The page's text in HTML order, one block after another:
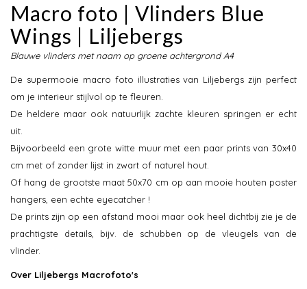
Macro foto | Vlinders Blue
Wings | Liljebergs
Blauwe vlinders met naam op groene achtergrond A4
De supermooie macro foto illustraties van Liljebergs zijn perfect
om je interieur stijlvol op te fleuren.
De heldere maar ook natuurlijk zachte kleuren springen er echt
uit.
Bijvoorbeeld een grote witte muur met een paar prints van 30x40
cm met of zonder lijst in zwart of naturel hout.
Of hang de grootste maat 50x70 cm op aan mooie houten poster
hangers, een echte eyecatcher !
De prints zijn op een afstand mooi maar ook heel dichtbij zie je de
prachtigste details, bijv. de schubben op de vleugels van de
vlinder.
Over Liljebergs Macrofoto's